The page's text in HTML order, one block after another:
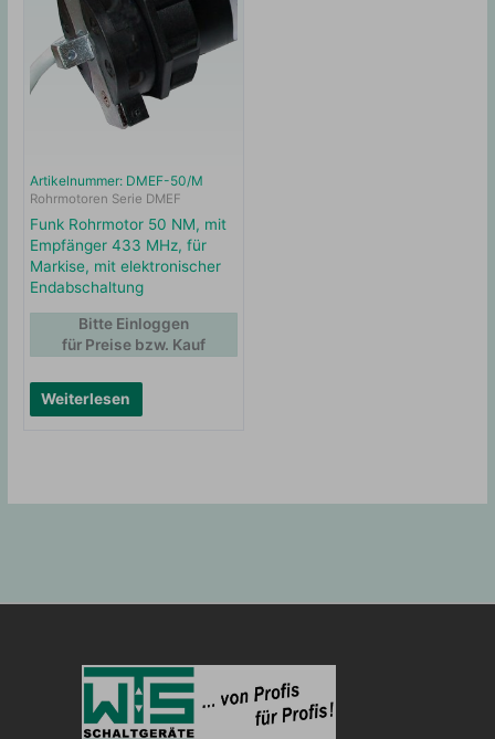
Artikelnummer: DMEF-50/M
Rohrmotoren Serie DMEF
Funk Rohrmotor 50 NM, mit
Empfänger 433 MHz, für
Markise, mit elektronischer
Endabschaltung
Weiterlesen
Bitte Einloggen
für Preise bzw. Kauf